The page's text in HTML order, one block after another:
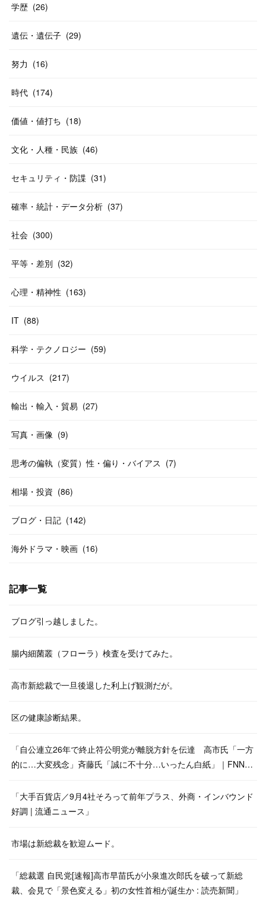
学歴 (26)
遺伝・遺伝子 (29)
努力 (16)
時代 (174)
価値・値打ち (18)
文化・人種・民族 (46)
セキュリティ・防諜 (31)
確率・統計・データ分析 (37)
社会 (300)
平等・差別 (32)
心理・精神性 (163)
IT (88)
科学・テクノロジー (59)
ウイルス (217)
輸出・輸入・貿易 (27)
写真・画像 (9)
思考の偏執（変質）性・偏り・バイアス (7)
相場・投資 (86)
ブログ・日記 (142)
海外ドラマ・映画 (16)
記事一覧
ブログ引っ越しました。
腸内細菌叢（フローラ）検査を受けてみた。
高市新総裁で一旦後退した利上げ観測だが。
区の健康診断結果。
「自公連立26年で終止符公明党が離脱方針を伝達 高市氏「一方
的に…大変残念」斉藤氏「誠に不十分…いったん白紙」｜FNN…
「大手百貨店／9月4社そろって前年プラス、外商・インバウンド
好調 | 流通ニュース」
市場は新総裁を歓迎ムード。
「総裁選 自民党[速報]高市早苗氏が小泉進次郎氏を破って新総
裁、会見で「景色変える」初の女性首相が誕生か : 読売新聞」